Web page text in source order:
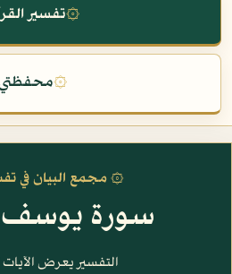
۞تفسير
۞
۞ مجمع البيان في
سورة يوسف،
التفسير يعرض الآيات ٦٧ إلى ٦٨